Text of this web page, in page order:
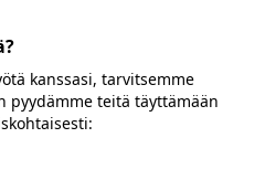
kanssasi, tarvitsemme
pyydämme teitä täyttämään